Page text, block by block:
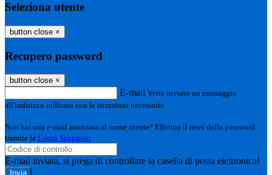
Seleziona utente
button close ×
Recupero password
button close ×
E-mail Verrà inviato un messaggio
all'indirizzo indicato con le istruzioni necessarie.
Non hai una e-mail associata al nome utente? Effettua il reset della password
tramite la Login Spaggiari
E-mail inviata, si prega di controllare la casella di posta elettronica!